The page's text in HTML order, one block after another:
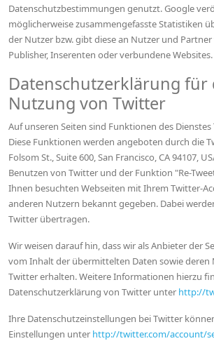
Datenschutzbestimmungen genutzt. Google
möglicherweise zusammengefasste Statistiken
der Nutzer bzw. gibt diese an Nutzer und Partner
Publisher, Inserenten oder verbundene Websites.
Datenschutzerklärung für
Nutzung von Twitter
Auf unseren Seiten sind Funktionen des
Diese Funktionen werden angeboten durch die
Folsom St., Suite 600, San Francisco, CA 94107,
Benutzen von Twitter und der Funktion "Re-
Ihnen besuchten Webseiten mit Ihrem Twitter-
anderen Nutzern bekannt gegeben. Dabei
Twitter übertragen.
Wir weisen darauf hin, dass wir als Anbieter der
vom Inhalt der übermittelten Daten sowie deren
Twitter erhalten. Weitere Informationen hierzu
Datenschutzerklärung von Twitter unter http://
Ihre Datenschutzeinstellungen bei Twitter
Einstellungen unter http://twitter.com/account/